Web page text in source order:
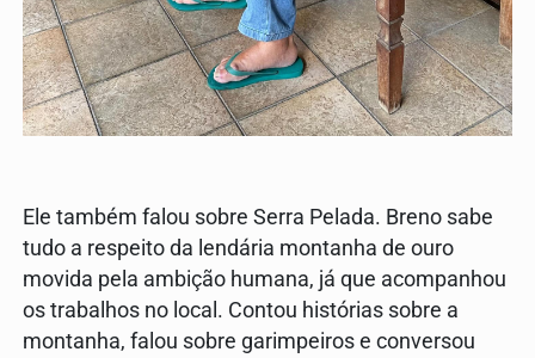
Ele também falou sobre Serra Pelada. Breno sabe
tudo a respeito da lendária montanha de ouro
movida pela ambição humana, já que acompanhou
os trabalhos no local. Contou histórias sobre a
montanha, falou sobre garimpeiros e conversou